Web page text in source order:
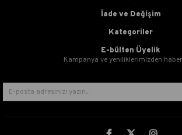
İade ve Değişim
Kategoriler
E-bülten Üyelik
Kampanya ve yeniliklerimizden haber